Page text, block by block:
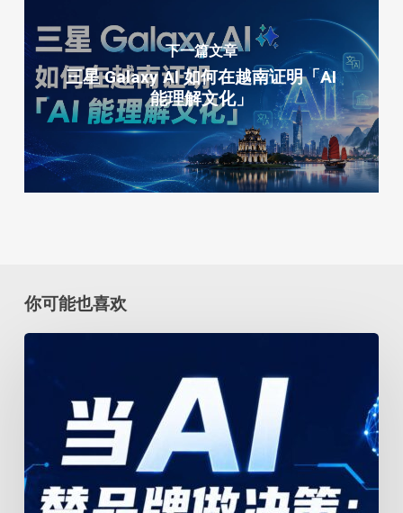
下一篇文章
三星 Galaxy AI 如何在越南证明「AI
能理解文化」
你可能也喜欢
牌
做